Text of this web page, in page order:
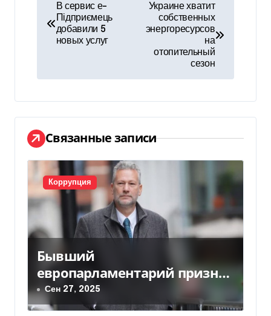
и
г
а
ц
и
я
п
о
з
а
В сервис е-
Підприємець
добавили 5
новых услуг
Украине хватит
собственных
энергоресурсов
на
отопительный
сезон
Связанные записи
Коррупция
Бывший
европарламентарий признал
получение взяток от
украинского экс-нардепа
Сен 27, 2025